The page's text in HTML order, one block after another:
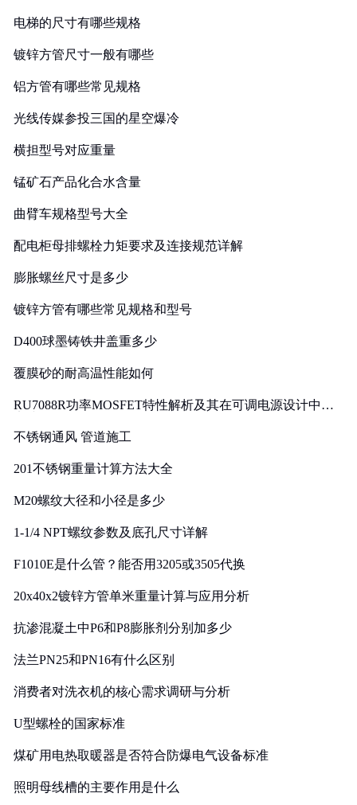
电梯的尺寸有哪些规格
镀锌方管尺寸一般有哪些
铝方管有哪些常见规格
光线传媒参投三国的星空爆冷
横担型号对应重量
锰矿石产品化合水含量
曲臂车规格型号大全
配电柜母排螺栓力矩要求及连接规范详解
膨胀螺丝尺寸是多少
镀锌方管有哪些常见规格和型号
D400球墨铸铁井盖重多少
覆膜砂的耐高温性能如何
RU7088R功率MOSFET特性解析及其在可调电源设计中的
不锈钢通风 管道施工
201不锈钢重量计算方法大全
M20螺纹大径和小径是多少
1-1/4 NPT螺纹参数及底孔尺寸详解
F1010E是什么管？能否用3205或3505代换
20x40x2镀锌方管单米重量计算与应用分析
抗渗混凝土中P6和P8膨胀剂分别加多少
法兰PN25和PN16有什么区别
消费者对洗衣机的核心需求调研与分析
U型螺栓的国家标准
煤矿用电热取暖器是否符合防爆电气设备标准
照明母线槽的主要作用是什么